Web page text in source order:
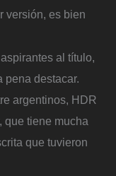
versión, es bien
al título,
pena destacar.
argentinos, HDR
que tiene mucha
que tuvieron